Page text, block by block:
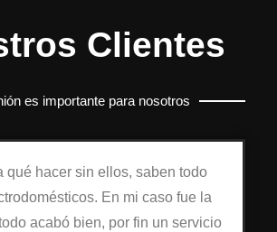
Clientes
es importante para nosotros
qué hacer sin ellos, saben todo
En mi caso fue la
acabó bien, por fin un servicio